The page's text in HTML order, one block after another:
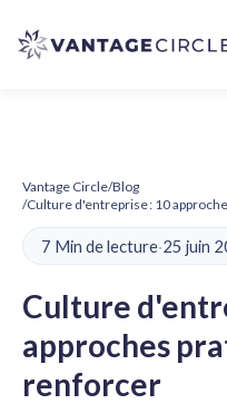
Vantage Circle/Blog
/Culture d'entreprise : 10
7 Min de lecture·25 juin
Culture
approches
renforcer